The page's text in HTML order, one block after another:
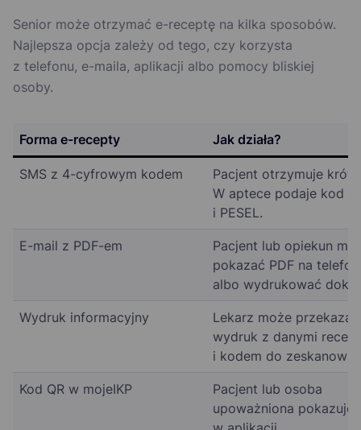
Senior może otrzymać e-receptę na kilka sposobów.
Najlepsza opcja zależy od tego, czy korzysta
z telefonu, e-maila, aplikacji albo pomocy bliskiej
osoby.
Forma e-recepty Jak działa?
SMS z 4-cyfrowym kodem
Pacjent otrzymuje
W aptece podaje kod
i PESEL.
E-mail z PDF-em
Pacjent lub opiekun
pokazać PDF na
albo wydrukować
Wydruk informacyjny
Lekarz może przekazać
wydruk z danymi
i kodem do
Kod QR w mojeIKP
Pacjent lub osoba
upoważniona pokazuje